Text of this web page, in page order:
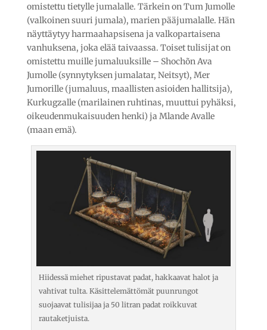
omistettu tietylle jumalalle. Tärkein on Tum Jumolle
(valkoinen suuri jumala), marien pääjumalalle. Hän
näyttäytyy harmaahapsisena ja valkopartaisena
vanhuksena, joka elää taivaassa. Toiset tulisijat on
omistettu muille jumaluuksille – Shochõn Ava
Jumolle (synnytyksen jumalatar, Neitsyt), Mer
Jumorille (jumaluus, maallisten asioiden hallitsija),
Kurkugzalle (marilainen ruhtinas, muuttui pyhäksi,
oikeudenmukaisuuden henki) ja Mlande Avalle
(maan emä).
Hiidessä miehet ripustavat padat, hakkaavat halot ja
vahtivat tulta. Käsittelemättömät puunrungot
suojaavat tulisijaa ja 50 litran padat roikkuvat
rautaketjuista.